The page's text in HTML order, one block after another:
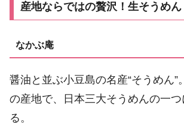
産地ならではの贅沢！生そうめん
なかぶ庵
醤油と並ぶ小豆島の名産“そうめん”
の産地で、日本三大そうめんの一
る。